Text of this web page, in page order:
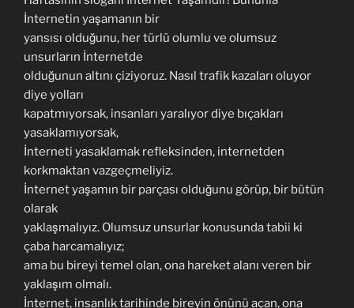
İnternetin yaşamanın bir
yansısı olduğunu, her türlü olumlu ve olumsuz
unsurların İnternetde
olduğunun altını çiziyoruz. Nasıl trafik kazaları oluyor
diye yolları
kapatmıyorsak, insanları yaralıyor diye bıçakları
yasaklamıyorsak,
İnterneti yasaklamak refleksinden, internetden
korkmaktan vazgeçmeliyiz.
İnternet yaşamın bir parçası olduğunu görüp, bir bütün
olarak
yaklaşmalıyız. Olumsuz unsurlar konusunda tabii ki
çaba harcamalıyız;
ama bu bireyi temel olan, ona hareket alanı veren bir
yaklaşım olmalı.
İnternet, insanlık tarihinde bireyin önünü açan, ona